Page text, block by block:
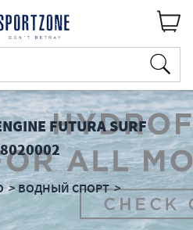
FUTURA SURF
ВОДНЫЙ СПОРТ